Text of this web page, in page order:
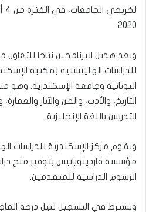
2020.
ويعد هذين البرنامجين نتاجا للتعاون
للدراسات الهلينستية بمكتبة
اليونانية وجامعة الإسكندرية. وهو
التاريخ، والأدب، والفن والآثار
التدريس باللغة الإنجليزية.
ويقوم مركز الإسكندرية للدراسات
الرسوم الدراسية للمتقدمين.
ويشترط في التسجيل لنيل درجة